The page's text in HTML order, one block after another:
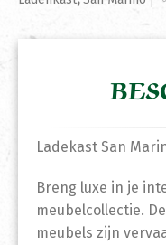
Ladekast San
Breng luxe in je
meubelcollectie.
meubels zijn